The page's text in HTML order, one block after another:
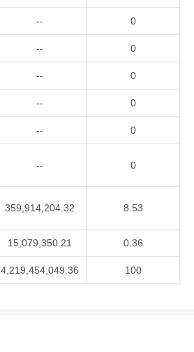
-- 0
-- 0
-- 0
-- 0
-- 0
-- 0
359,914,204.32 8.53
15,079,350.21 0.36
4,219,454,049.36 100